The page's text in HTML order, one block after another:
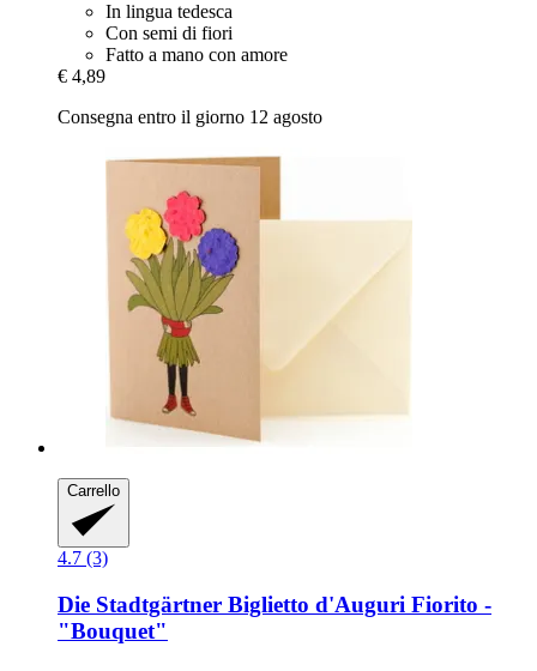
In lingua tedesca
Con semi di fiori
Fatto a mano con amore
€ 4,89
Consegna entro il giorno 12 agosto
Carrello
4.7 (3)
Die Stadtgärtner Biglietto d'Auguri Fiorito -​
"Bouquet"